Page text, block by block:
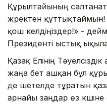
Құрылтайының
жүректен
қош келдіңіздер!» -
Президенті ыстық
Қазақ Елінің
жаңа бет ашқан бұл
де шетелде тұратын
арнайы заңдар өз